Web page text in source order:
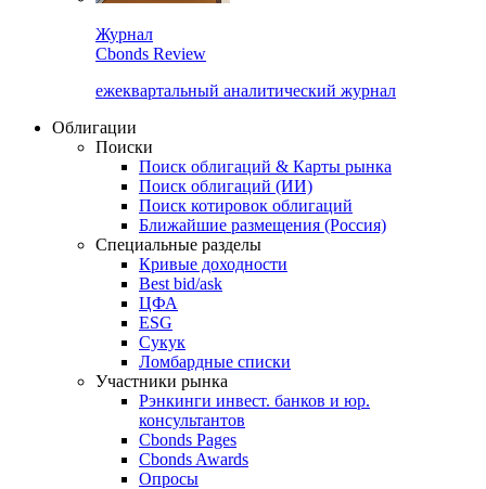
Журнал
Cbonds Review
ежеквартальный аналитический журнал
Облигации
Поиски
Поиск облигаций & Карты рынка
Поиск облигаций (ИИ)
Поиск котировок облигаций
Ближайшие размещения (Россия)
Специальные разделы
Кривые доходности
Best bid/ask
ЦФА
ESG
Сукук
Ломбардные списки
Участники рынка
Рэнкинги инвест. банков и юр.
консультантов
Cbonds Pages
Cbonds Awards
Опросы